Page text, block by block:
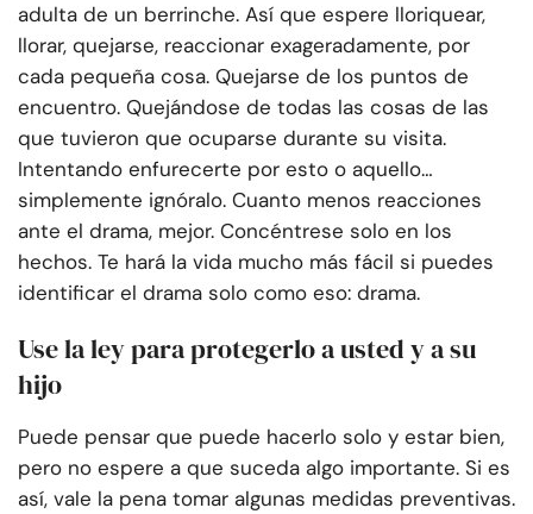
adulta de un berrinche. Así que espere lloriquear,
llorar, quejarse, reaccionar exageradamente, por
cada pequeña cosa. Quejarse de los puntos de
encuentro. Quejándose de todas las cosas de las
que tuvieron que ocuparse durante su visita.
Intentando enfurecerte por esto o aquello…
simplemente ignóralo. Cuanto menos reacciones
ante el drama, mejor. Concéntrese solo en los
hechos. Te hará la vida mucho más fácil si puedes
identificar el drama solo como eso: drama.
Use la ley para protegerlo a usted y a su
hijo
Puede pensar que puede hacerlo solo y estar bien,
pero no espere a que suceda algo importante. Si es
así, vale la pena tomar algunas medidas preventivas.